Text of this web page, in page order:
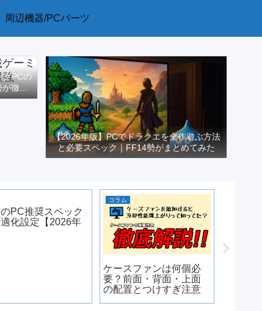
周辺機器/PCパーツ
グPCの
が徹底
【2026年版】PCでドラクエを全作遊ぶ方法
と必要スペック｜FF14勢がまとめてみた
ングPC
PC推奨スペック
化設定【2026年
コラム
ケースファンは何個必
要？前面・背面・上面
の配置とつけすぎ注意